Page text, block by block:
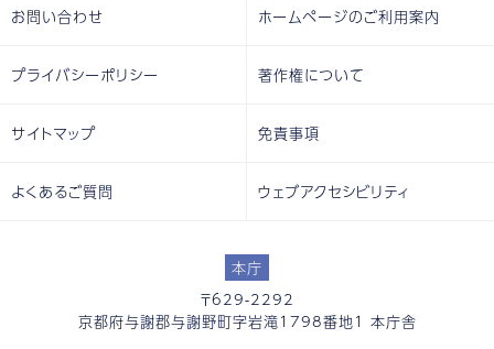
本庁
〒629-2292
京都府与謝郡与謝野町字岩滝1798番地1 本庁舎
お問い合わせ ホームページのご利用案内
プライバシーポリシー 著作権について
サイトマップ 免責事項
よくあるご質問 ウェブアクセシビリティ